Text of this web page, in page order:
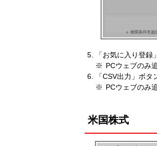
「お気に入り登
PCウェブのみ
「CSV出力」ボ
PCウェブのみ
米国株式